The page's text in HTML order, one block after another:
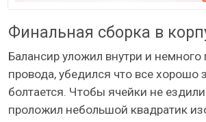
Финальная сборка в
Балансир уложил внутри и немного
провода, убедился что все хорошо
болтается. Чтобы ячейки не
проложил небольшой квадратик